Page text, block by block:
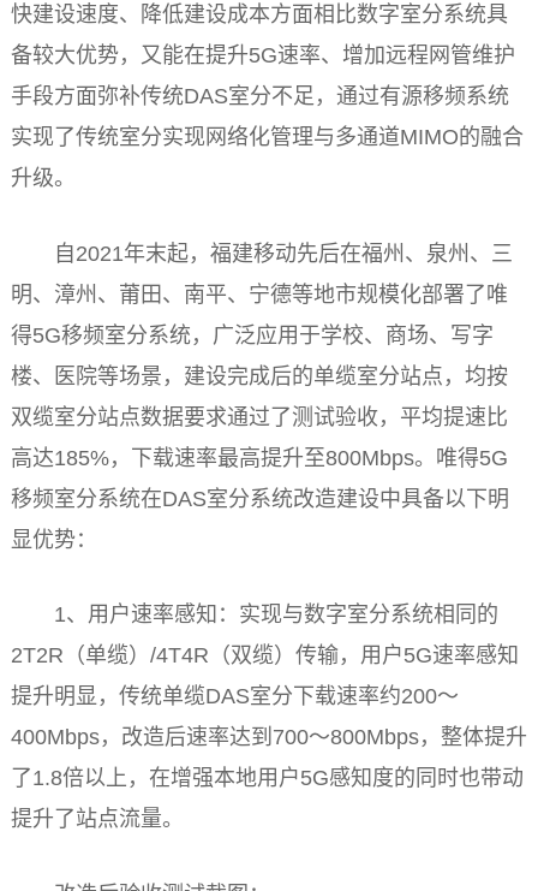
快建设速度、降低建设成本方面相 比数字室分系统具
备较大优势，又能在提升5G速率、增加远程网管维护
手段方面弥补传统DAS室分不足，通过有源移频系统
实现了传统室分实现网络化管理与多通道MIMO的融合
升级。
自2021年末起，福建移动先后在福州、泉州、三
明、漳州、莆田、南平、宁德等地市规模化部署了唯
得5G移频室分系统，广泛应用于学校、商场、写字
楼、医院等场景，建设完成后的单缆室分站点，均按
双缆室分站点数据要求通过了测试验收， 平均提速比
高达185%，下载速率最高提升至800Mbps。唯得5G
移频室分系统在DAS室分系统改造建设中具备以下明
显优势：
1、用户速率感知：实现与数字室分系统相同的
2T2R（单缆）/4T4R（双缆）传输，用户5G速率感知
提升明显，传统单缆DAS室分下载速率约200～
400Mbps，改造后速率达到700～800Mbps，整体提升
了1.8倍以上，在增强本地用户5G感知度的同时也带动
提升了站点流量。